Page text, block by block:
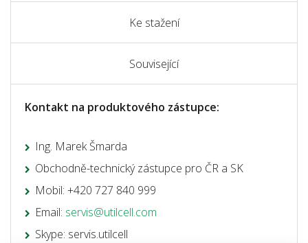
Ke stažení
Související
Kontakt na produktového zástupce:
Ing. Marek Šmarda
Obchodně-technický zástupce pro ČR a SK
Mobil: +420 727 840 999
Email: servis@utilcell.com
Skype: servis.utilcell